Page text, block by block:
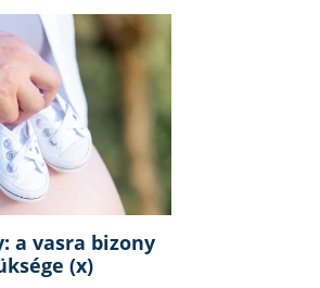
a vasra bizony
(x)